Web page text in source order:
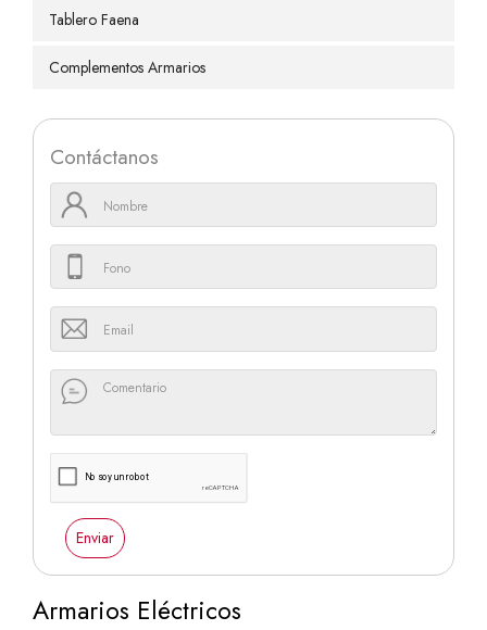
Tablero Faena
Complementos Armarios
Contáctanos
Enviar
Armarios Eléctricos